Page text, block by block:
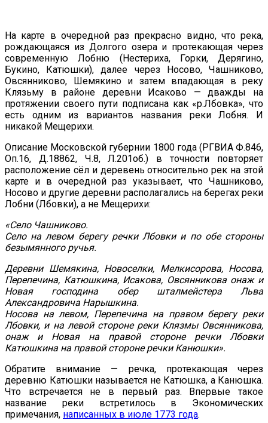
На карте в очередной раз прекрасно видно, что река,
рождающаяся из Долгого озера и протекающая через
современную Лобню (Нестериха, Горки, Дерягино,
Букино, Катюшки), далее через Носово, Чашниково,
Овсянниково, Шемякино и затем впадающая в реку
Клязьму в районе деревни Исаково — дважды на
протяжении своего пути подписана как «р.Лбовка», что
есть одним из вариантов названия реки Лобня. И
никакой Мещерихи.
Описание Московской губернии 1800 года (РГВИА Ф.846,
Оп.16, Д.18862, Ч.8, Л.201об.) в точности повторяет
расположение сёл и деревень относительно рек на этой
карте и в очередной раз указывает, что Чашниково,
Носово и другие деревни располагались на берегах реки
Лобни (Лбовки), а не Мещерихи:
«Село Чашниково.
Село на левом берегу речки Лбовки и по обе стороны
безымянного ручья.
Деревни Шемякина, Новоселки, Мелкисорова, Носова,
Перепечина, Катюшкина, Исакова, Овсянникова онаж и
Новая господина обер шталмейстера Льва
Александровича Нарышкина.
Носова на левом, Перепечина на правом берегу реки
Лбовки, и на левой стороне реки Клязмы Овсянникова,
онаж и Новая на правой стороне речки Лбовки
Катюшкина на правой стороне речки Канюшки».
Обратите внимание — речка, протекающая через
деревню Катюшки называется не Катюшка, а Канюшка.
Что встречается не в первый раз. Впервые такое
название реки встретилось в Экономических
примечания, написанных в июле 1773 года.